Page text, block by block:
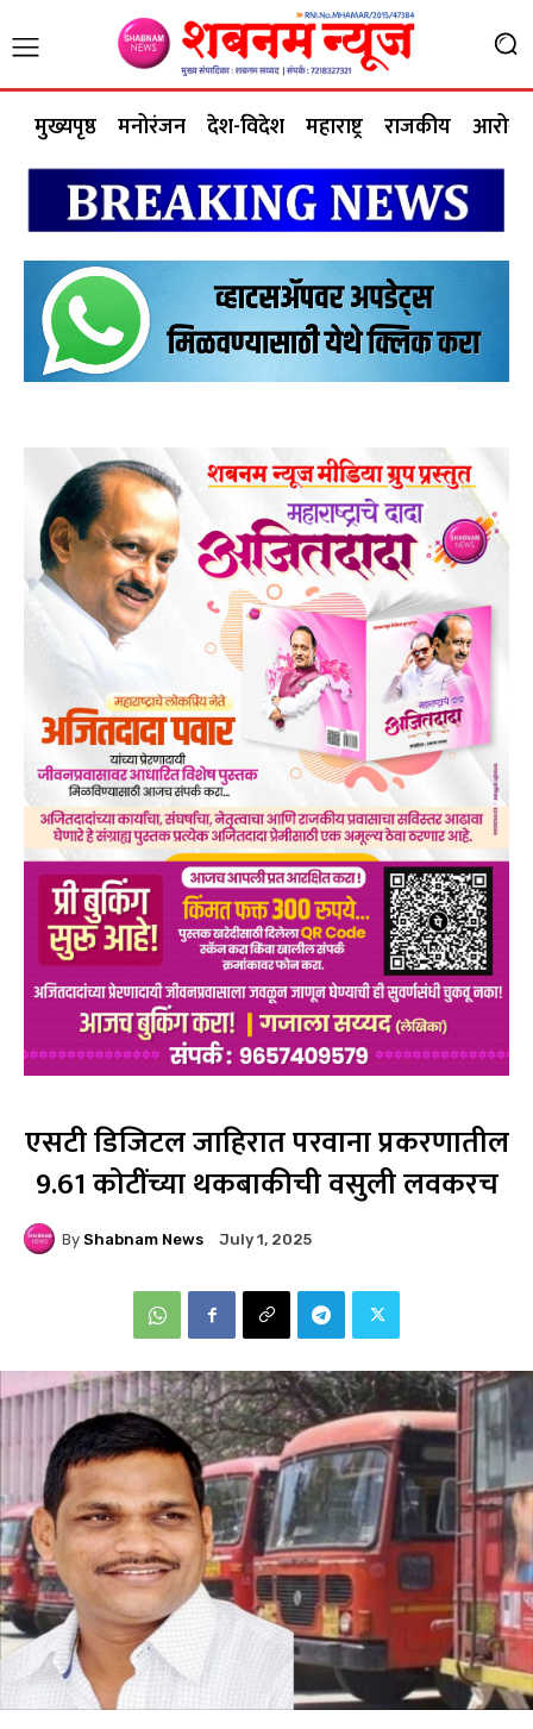
मुख्यपृष्ठ मनोरंजन देश-विदेश महाराष्ट्र राजकीय आरोग्य
एसटी डिजिटल जाहिरात परवाना प्रकरणातील
9.61 कोटींच्या थकबाकीची वसुली लवकरच
By Shabnam News July 1, 2025